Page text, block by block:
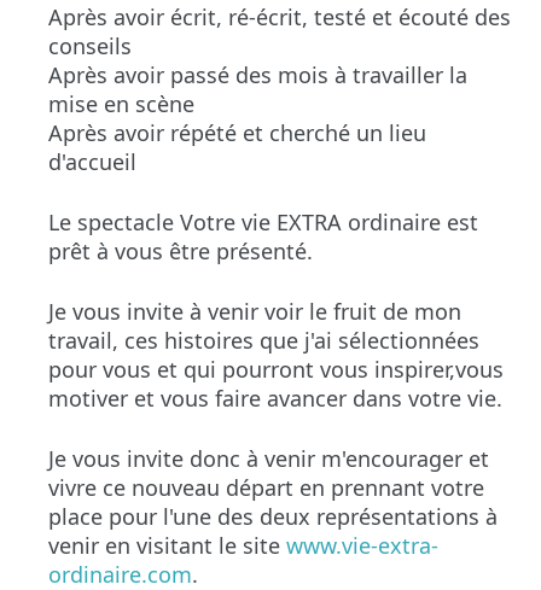
Après avoir écrit, ré-écrit, testé et écouté des
conseils
Après avoir passé des mois à travailler la
mise en scène
Après avoir répété et cherché un lieu
d'accueil
Le spectacle Votre vie EXTRA ordinaire est
prêt à vous être présenté.
Je vous invite à venir voir le fruit de mon
travail, ces histoires que j'ai sélectionnées
pour vous et qui pourront vous inspirer,vous
motiver et vous faire avancer dans votre vie.
Je vous invite donc à venir m'encourager et
vivre ce nouveau départ en prennant votre
place pour l'une des deux représentations à
venir en visitant le site www.vie-extra-
ordinaire.com.